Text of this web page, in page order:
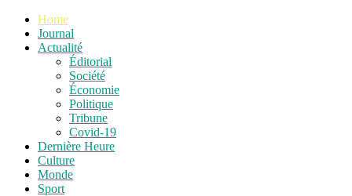
Home
Journal
Actualité
Éditorial
Société
Économie
Politique
Tribune
Covid-19
Dernière Heure
Culture
Monde
Sport